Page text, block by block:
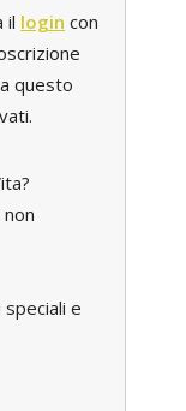
il login con
questo
e